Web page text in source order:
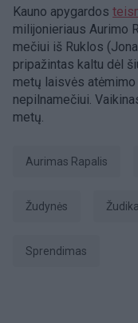
Kauno apygardos
milijonieriaus Aurimo
mečiui iš Ruklos
pripažintas kaltu dėl
metų laisvės
nepilnamečiui.
metų.
Aurimas Rapalis
Žudynės
sprendimas